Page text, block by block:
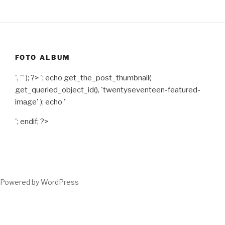
FOTO ALBUM
', '' ); ?> '; echo get_the_post_thumbnail(
get_queried_object_id(), 'twentyseventeen-featured-
image' ); echo '
'; endif; ?>
Powered by WordPress